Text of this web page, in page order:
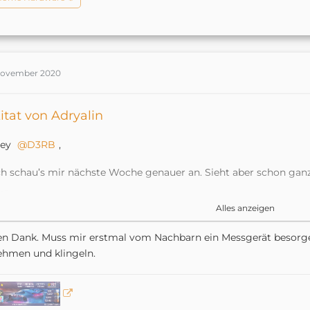
2020
von Adryalin
D3RB ,
schau’s mir nächste Woche genauer an. Sieht aber schon
jemand klingelt kannst du auch mal am Bus Kontakt
Spannung macht.
Messgerät dran hängen, kurz jemand zweites klingeln lassen
auch mal ein Nachbar fragen und bei ihm kurz klingeln.
Alles anzeigen
Dank. Muss mir erstmal vom Nachbarn ein Messgerät
und klingeln.